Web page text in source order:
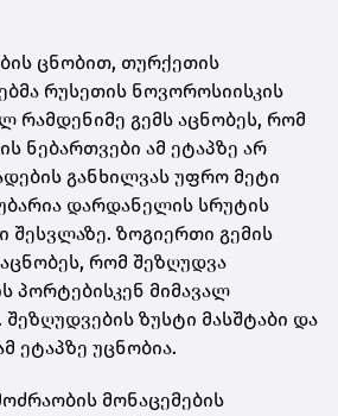
ცნობით, თურქეთის
რუსეთის ნოვოროსიისკის
რამდენიმე გემს აცნობეს, რომ
ნებართვები ამ ეტაპზე არ
განხილვას უფრო მეტი
დარდანელის სრუტის
შესვლაზე. ზოგიერთი გემის
რომ შეზღუდვა
პორტებისკენ მიმავალ
შეზღუდვების ზუსტი მასშტაბი და
ეტაპზე უცნობია.
მონაცემების